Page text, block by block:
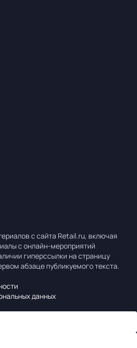
с сайта Retail.ru, включая
с онлайн-мероприятий
гиперссылки на страницу
абзаце публикуемого текста.
данных